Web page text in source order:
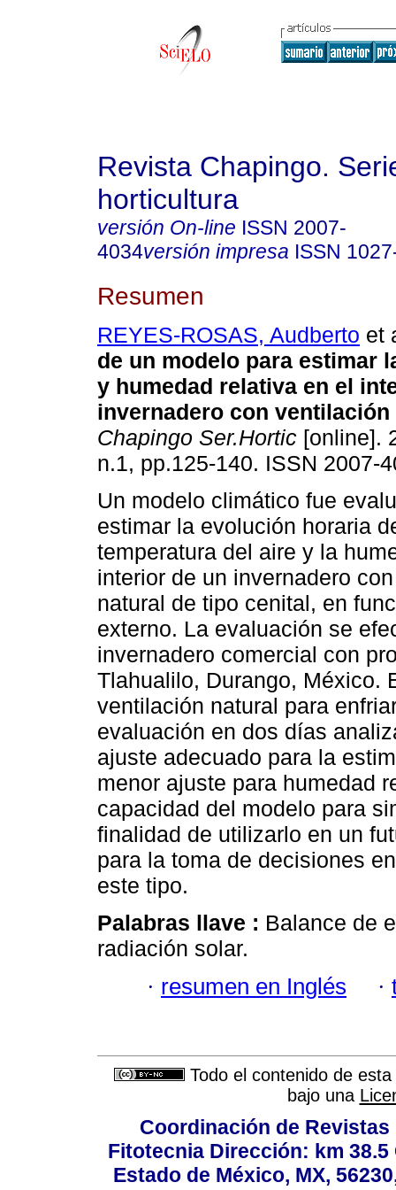
Revista Chapingo.
horticultura
versión On-line ISSN 2007-
4034versión impresa ISSN
Resumen
REYES-ROSAS, Audberto et
de un modelo para estimar
y humedad relativa en el
invernadero con ventilación
Chapingo Ser.Hortic [online].
n.1, pp.125-140. ISSN 2007-
Un modelo climático fue
estimar la evolución horaria
temperatura del aire y la
interior de un invernadero
natural de tipo cenital, en
externo. La evaluación se
invernadero comercial con
Tlahualilo, Durango, México.
ventilación natural para
evaluación en dos días
ajuste adecuado para la
menor ajuste para humedad
capacidad del modelo para
finalidad de utilizarlo en un
para la toma de decisiones
este tipo.
Palabras llave : Balance de
radiación solar.
· resumen en Inglés ·
Todo el contenido de
bajo una
Coordinación de
Fitotecnia Dirección: km
Estado de México, MX,